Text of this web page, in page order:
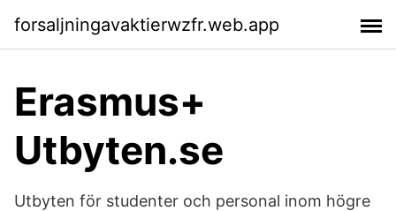
forsaljningavaktierwzfr.web.app
Erasmus+
Utbyten.se
Utbyten för studenter och personal inom högre